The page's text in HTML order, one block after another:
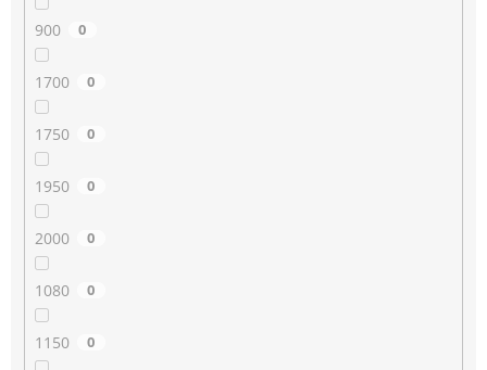
900 0
1700 0
1750 0
1950 0
2000 0
1080 0
1150 0